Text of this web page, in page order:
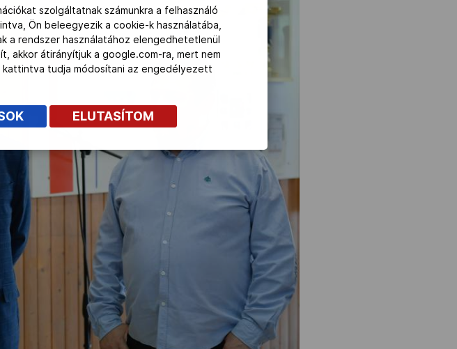
szolgáltatnak számunkra a felhasználó
Ön beleegyezik a cookie-k használatába,
a rendszer használatához elengedhetetlenül
akkor átirányítjuk a google.com-ra, mert nem
kattintva tudja módosítani az engedélyezett
ELUTASÍTOM